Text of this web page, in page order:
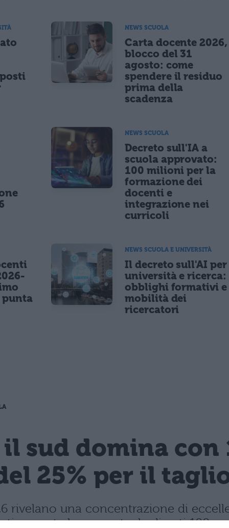
NEWS SCUOLA
Carta docente 2026,
blocco del 31
agosto: come
spendere il residuo
prima della
scadenza
NEWS SCUOLA
Decreto sull'IA a
scuola approvato:
100 milioni per la
formazione dei
docenti e
integrazione nei
curricoli
punta
NEWS SCUOLA E UNIVERSITÀ
Il decreto sull'AI per
università e ricerca:
obblighi formativi e
mobilità dei
ricercatori
sud domina con
25% per il
rivelano una concentrazione di
la percentuale di voti 100.